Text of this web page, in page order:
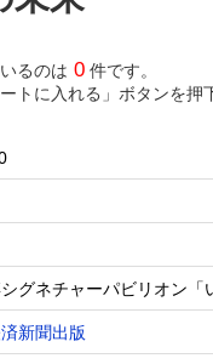
るのは 0 件です。
トに入れる」ボタンを押
グネチャーパビリオン
新聞出版